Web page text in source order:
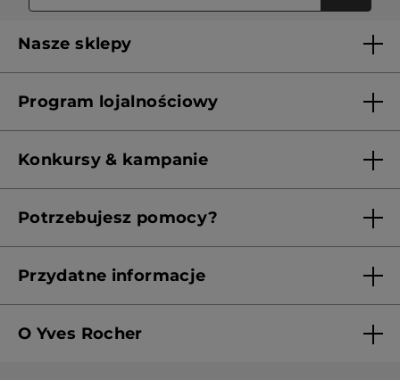
Nasze sklepy
Franczyza
Program lojalnościowy
Konkursy & kampanie
Potrzebujesz pomocy?
Przydatne informacje
Polityka prywatności
O Yves Rocher